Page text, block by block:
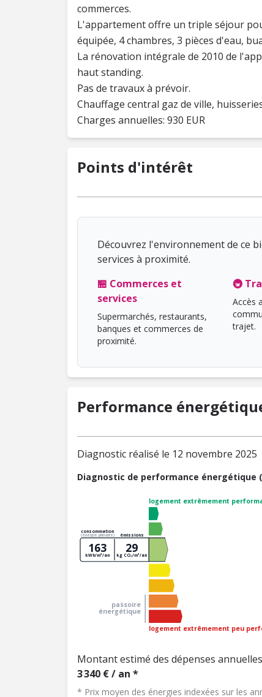
commerces.
L'appartement offre un triple séjour
équipée, 4 chambres, 3 pièces d'eau,
La rénovation intégrale de 2010 de
haut standing.
Pas de travaux à prévoir.
Chauffage central gaz de ville,
Points d'intérêt
Découvrez l'environnement de ce
services à proximité.
🏪 Commerces et
services
Supermarchés, restaurants,
banques et commerces de
proximité.
🚇
Accès
trajet.
Performance
Diagnostic réalisé le 12 novembre 2025
Diagnostic de performance énergétique
logement extrêmement
logement extrêmement peu
passoire
énergétique
consommation
(énergie primaire) émissions
163
kWh/m²/an
29
kg CO₂/m²/an
Montant estimé des dépenses
3 340 € / an *
* Prix moyen des énergies indexées sur les